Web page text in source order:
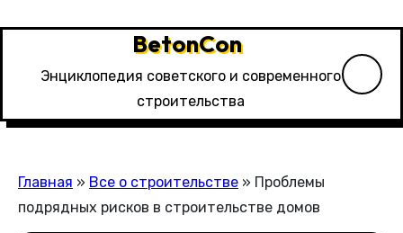
BetonCon
Энциклопедия советского и современного
строительства
Главная » Все о строительстве » Проблемы
подрядных рисков в строительстве домов